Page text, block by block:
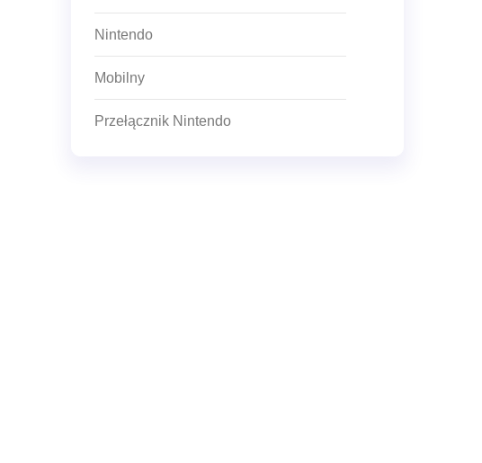
Nintendo
Mobilny
Przełącznik Nintendo